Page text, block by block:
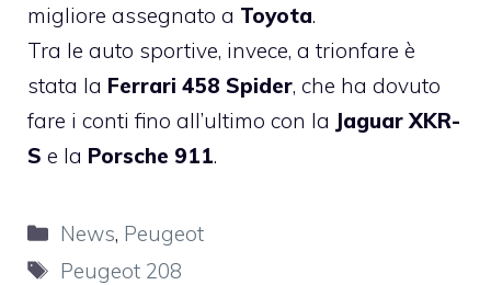
migliore assegnato a Toyota.
Tra le auto sportive, invece, a trionfare è
stata la Ferrari 458 Spider, che ha dovuto
fare i conti fino all’ultimo con la Jaguar XKR-
S e la Porsche 911.
Categorie
News, Peugeot
Tag
Peugeot 208